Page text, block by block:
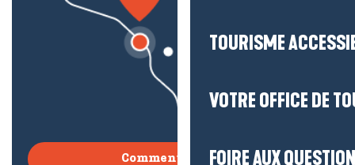
TOURISME
VOTRE OFFICE DE
FOIRE AUX
Comment venir ?